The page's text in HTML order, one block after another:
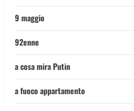
9 maggio
92enne
a cosa mira Putin
a fuoco appartamento